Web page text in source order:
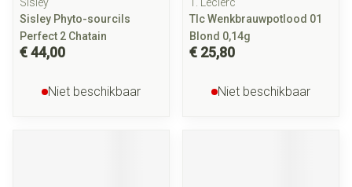
Sisley Phyto-sourcils
Perfect 2 Chatain
€ 44,00
Niet beschikbaar
Tlc Wenkbrauwpotlood 01
Blond 0,14g
€ 25,80
Niet beschikbaar